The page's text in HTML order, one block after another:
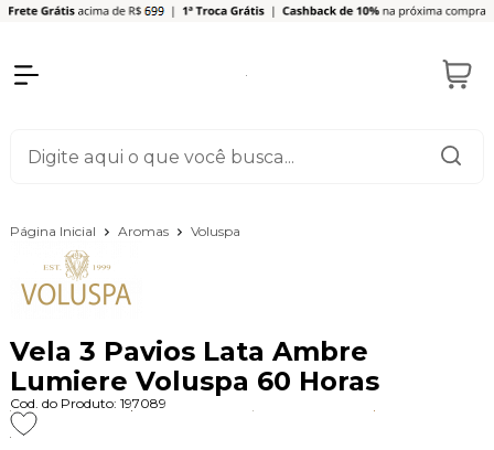
Página Inicial Aromas Voluspa
Vela 3 Pavios Lata Ambre
Lumiere Voluspa 60 Horas
Cod. do Produto: 197089